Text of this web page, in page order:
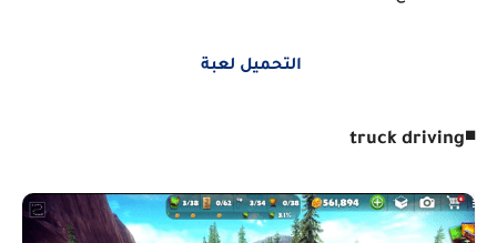
التحميل لعبة
◾truck driving